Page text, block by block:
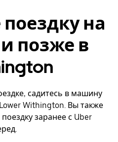
на
позже в
садитесь в машину
Withington. Вы также
заранее с Uber